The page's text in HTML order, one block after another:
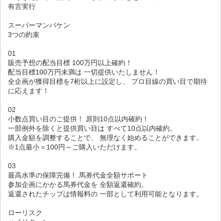
有言実行
スーパーマンバケン
3つの約束
01
販売予想の配当目標 100万円以上確約！
配当目標100万円未満は 一切提供いたしません！
全企画が獲得目標を7桁以上に設定し、 プロ目線の買い目で期待
に応えます！
02
小数点買い目のご提供！ 原則10点以内確約！
一部例外を除くと提供買い目は すべて10点以内確約。
購入金額を調整することで、 無理なく始めることができます。
※1点最小＝100円～ご購入いただけます。
03
最高水準の保障完備！ 馬券代金全額サポート
参加企画にかかる馬券代金を 全額返還確約。
返還されたチップは情報料の 一部として利用可能となります。
ローリスク